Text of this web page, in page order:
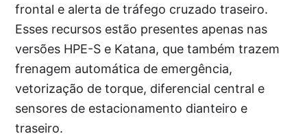
frontal e alerta de tráfego cruzado traseiro.
Esses recursos estão presentes apenas nas
versões HPE-S e Katana, que também trazem
frenagem automática de emergência,
vetorização de torque, diferencial central e
sensores de estacionamento dianteiro e
traseiro.